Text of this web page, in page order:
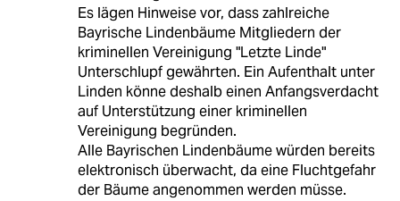
Es lägen Hinweise vor, dass zahlreiche
Bayrische Lindenbäume Mitgliedern der
kriminellen Vereinigung "Letzte Linde"
Unterschlupf gewährten. Ein Aufenthalt unter
Linden könne deshalb einen Anfangsverdacht
auf Unterstützung einer kriminellen
Vereinigung begründen.
Alle Bayrischen Lindenbäume würden bereits
elektronisch überwacht, da eine Fluchtgefahr
der Bäume angenommen werden müsse.